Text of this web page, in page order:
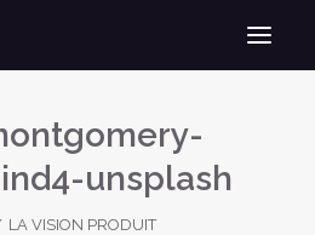
unsplash
LA VISION PRODUIT